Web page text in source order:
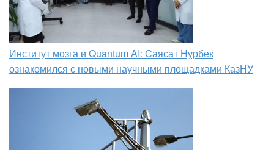
Институт мозга и Quantum AI: Саясат Нурбек
ознакомился с новыми научными площадками КазНУ